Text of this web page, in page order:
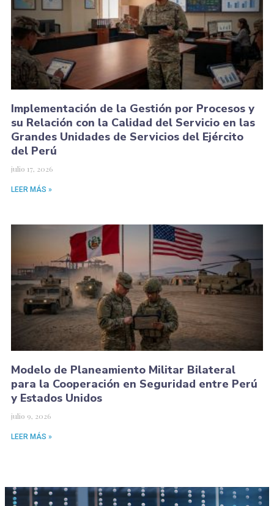
Implementación de la Gestión por Procesos y
su Relación con la Calidad del Servicio en las
Grandes Unidades de Servicios del Ejército
del Perú
julio 17, 2026
LEER MÁS »
Modelo de Planeamiento Militar Bilateral
para la Cooperación en Seguridad entre Perú
y Estados Unidos
julio 9, 2026
LEER MÁS »